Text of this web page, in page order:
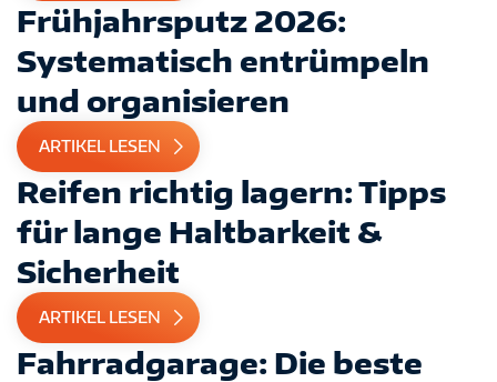
Frühjahrsputz 2026:
Systematisch entrümpeln
und organisieren
ARTIKEL LESEN
Reifen richtig lagern: Tipps
für lange Haltbarkeit &
Sicherheit
ARTIKEL LESEN
Fahrradgarage: Die beste